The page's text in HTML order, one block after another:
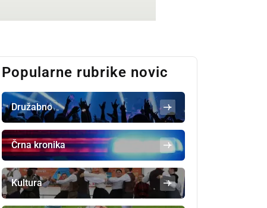
Popularne rubrike novic
Družabno
Črna kronika
Kultura